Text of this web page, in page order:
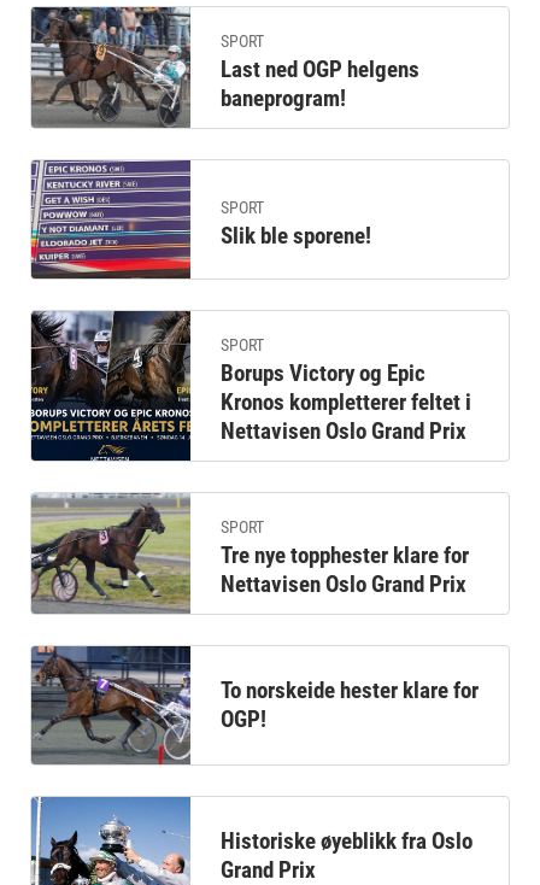
SPORT
Last ned OGP helgens
baneprogram!
SPORT
Slik ble sporene!
SPORT
Borups Victory og Epic
Kronos kompletterer feltet i
Nettavisen Oslo Grand Prix
SPORT
Tre nye topphester klare for
Nettavisen Oslo Grand Prix
To norskeide hester klare for
OGP!
Historiske øyeblikk fra Oslo
Grand Prix